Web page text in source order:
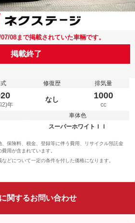
08まで掲載されていた車輛です。
掲載終了
2)年
修復歴
なし
排気量
1000
cc
車体色
スーパーホワイトＩＩ
保険料、税金、登録等に伴う費用、リサイクル預託金
用が含まれています。
どについて一定の条件を付した価格になります。
関するお問い合わせ